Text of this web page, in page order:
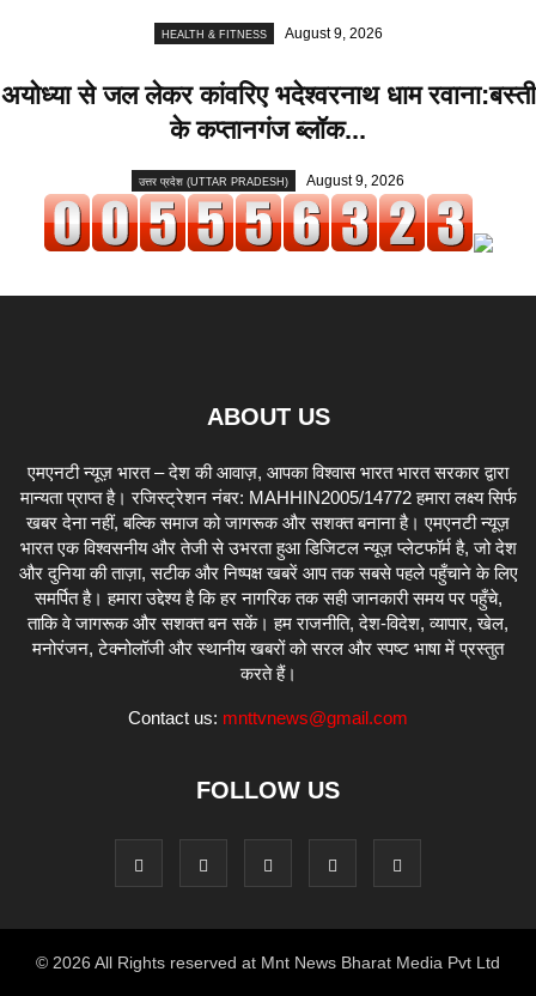
HEALTH & FITNESS August 9, 2026
अयोध्या से जल लेकर कांवरिए भदेश्वरनाथ धाम रवाना:बस्ती
के कप्तानगंज ब्लॉक...
उत्तर प्रदेश (UTTAR PRADESH) August 9, 2026
ABOUT US
एमएनटी न्यूज़ भारत – देश की आवाज़, आपका विश्वास भारत भारत सरकार द्वारा
मान्यता प्राप्त है। रजिस्ट्रेशन नंबर: MAHHIN2005/14772 हमारा लक्ष्य सिर्फ
खबर देना नहीं, बल्कि समाज को जागरूक और सशक्त बनाना है। एमएनटी न्यूज़
भारत एक विश्वसनीय और तेजी से उभरता हुआ डिजिटल न्यूज़ प्लेटफॉर्म है, जो देश
और दुनिया की ताज़ा, सटीक और निष्पक्ष खबरें आप तक सबसे पहले पहुँचाने के लिए
समर्पित है। हमारा उद्देश्य है कि हर नागरिक तक सही जानकारी समय पर पहुँचे,
ताकि वे जागरूक और सशक्त बन सकें। हम राजनीति, देश-विदेश, व्यापार, खेल,
मनोरंजन, टेक्नोलॉजी और स्थानीय खबरों को सरल और स्पष्ट भाषा में प्रस्तुत
करते हैं।
Contact us: mnttvnews@gmail.com
FOLLOW US
© 2026 All Rights reserved at Mnt News Bharat Media Pvt Ltd